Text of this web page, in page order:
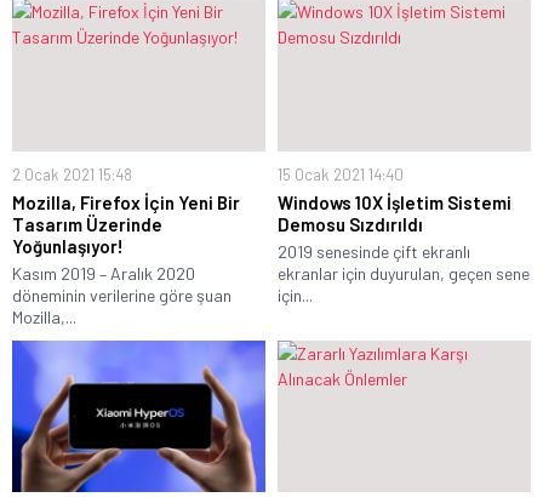
2 Ocak 2021 15:48
Mozilla, Firefox İçin Yeni Bir
Tasarım Üzerinde
Yoğunlaşıyor!
Kasım 2019 – Aralık 2020
döneminin verilerine göre şuan
Mozilla,...
15 Ocak 2021 14:40
Windows 10X İşletim Sistemi
Demosu Sızdırıldı
2019 senesinde çift ekranlı
ekranlar için duyurulan, geçen sene
için...